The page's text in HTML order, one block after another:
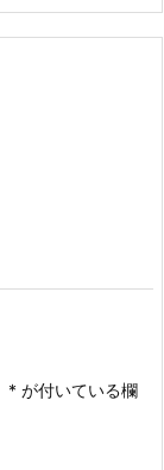
* が付いている欄